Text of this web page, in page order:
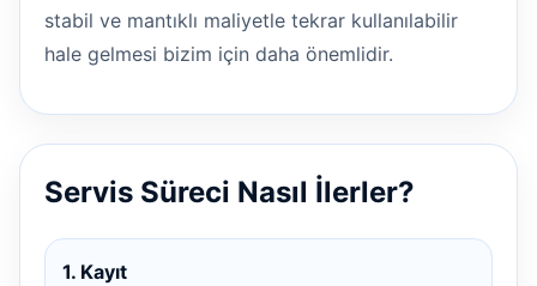
stabil ve mantıklı maliyetle tekrar kullanılabilir
hale gelmesi bizim için daha önemlidir.
Servis Süreci Nasıl İlerler?
1. Kayıt